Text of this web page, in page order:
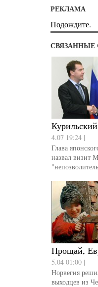
РЕКЛАМА
Подождите.
4.07 19:24 |
Глава
назвал визит
Прощай,
5.04 01:00 |
Норвегия
выходцев из